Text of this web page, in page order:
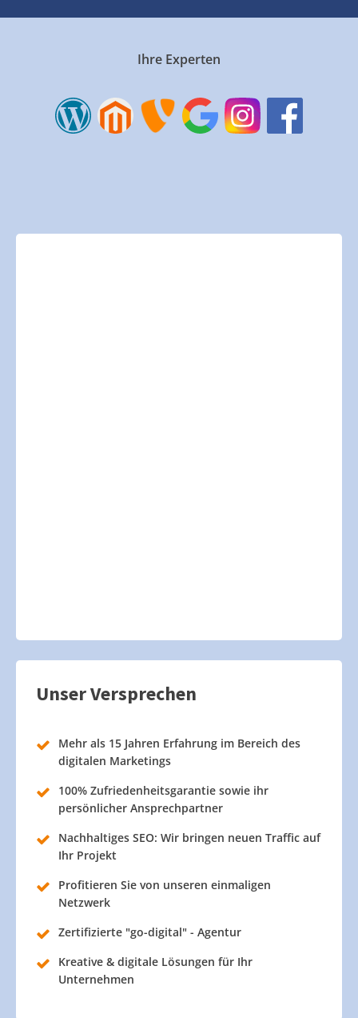
Ihre Experten
Unser Versprechen
Mehr als 15 Jahren Erfahrung im Bereich des
digitalen Marketings
100% Zufriedenheitsgarantie sowie ihr
persönlicher Ansprechpartner
Nachhaltiges SEO: Wir bringen neuen Traffic auf
Ihr Projekt
Profitieren Sie von unseren einmaligen
Netzwerk
Zertifizierte "go-digital" - Agentur
Kreative & digitale Lösungen für Ihr
Unternehmen